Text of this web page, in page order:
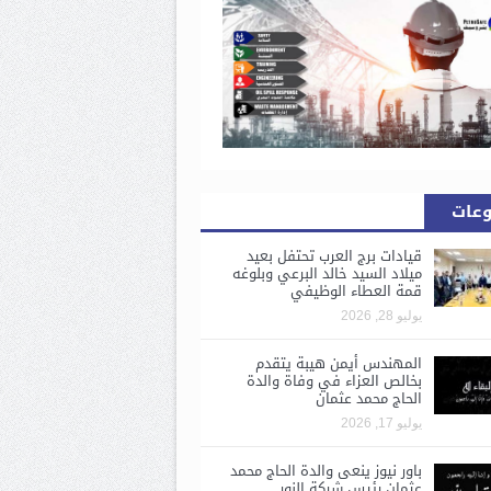
قيادات برج العرب تحتفل بعيد
ميلاد السيد خالد البرعي وبلوغه
قمة العطاء الوظيفي
يوليو 28, 2026
المهندس أيمن هيبة يتقدم
بخالص العزاء في وفاة والدة
الحاج محمد عثمان
يوليو 17, 2026
باور نيوز ينعى والدة الحاج محمد